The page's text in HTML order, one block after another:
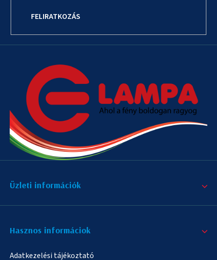
FELIRATKOZÁS
Üzleti információk
Hasznos informáciok
Adatkezelési tájékoztató